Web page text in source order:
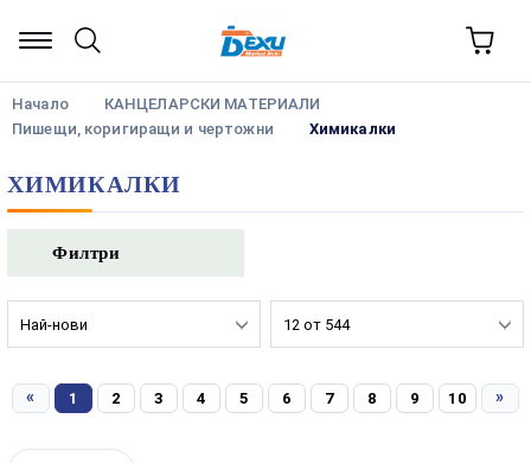
Начало
КАНЦЕЛАРСКИ МАТЕРИАЛИ
Пишещи, коригиращи и чертожни
Химикалки
ХИМИКАЛКИ
Филтри
« 1 2 3 4 5 6 7 8 9 10 »